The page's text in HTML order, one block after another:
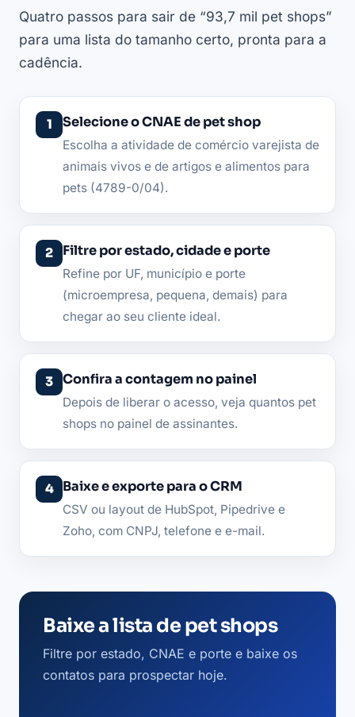
Quatro passos para sair de “93,7 mil pet shops”
para uma lista do tamanho certo, pronta para a
cadência.
Selecione o CNAE de pet shop
Escolha a atividade de comércio varejista de
animais vivos e de artigos e alimentos para
pets (4789-0/04).
Filtre por estado, cidade e porte
Refine por UF, município e porte
(microempresa, pequena, demais) para
chegar ao seu cliente ideal.
Confira a contagem no painel
Depois de liberar o acesso, veja quantos pet
shops no painel de assinantes.
Baixe e exporte para o CRM
CSV ou layout de HubSpot, Pipedrive e
Zoho, com CNPJ, telefone e e-mail.
Baixe a lista de pet shops
Filtre por estado, CNAE e porte e baixe os
contatos para prospectar hoje.